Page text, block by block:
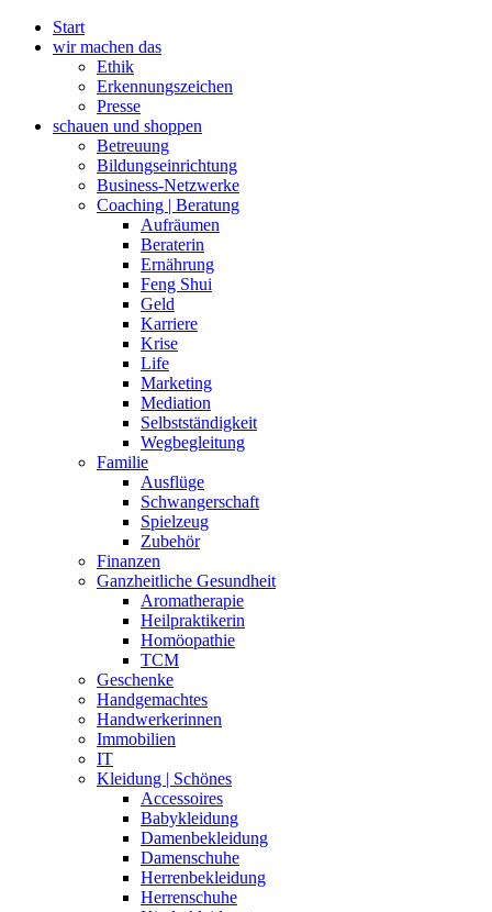
Zum
Inhalt
Start
wir machen das
Ethik
Erkennungszeichen
Presse
schauen und shoppen
Betreuung
Bildungseinrichtung
Business-Netzwerke
Coaching | Beratung
Aufräumen
Beraterin
Ernährung
Feng Shui
Geld
Karriere
Krise
Life
Marketing
Mediation
Selbstständigkeit
Wegbegleitung
Familie
Ausflüge
Schwangerschaft
Spielzeug
Zubehör
Finanzen
Ganzheitliche Gesundheit
Aromatherapie
Heilpraktikerin
Homöopathie
TCM
Geschenke
Handgemachtes
Handwerkerinnen
Immobilien
IT
Kleidung | Schönes
Accessoires
Babykleidung
Damenbekleidung
Damenschuhe
Herrenbekleidung
Herrenschuhe